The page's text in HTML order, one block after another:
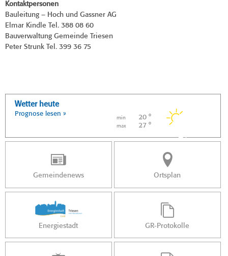
Kontaktpersonen
Bauleitung – Hoch und Gassner AG
Elmar Kindle Tel. 388 08 60
Bauverwaltung Gemeinde Triesen
Peter Strunk Tel. 399 36 75
Wetter heute
Prognose lesen »
min 20 °
max 27 °
Gemeindenews Ortsplan
Energiestadt GR-Protokolle